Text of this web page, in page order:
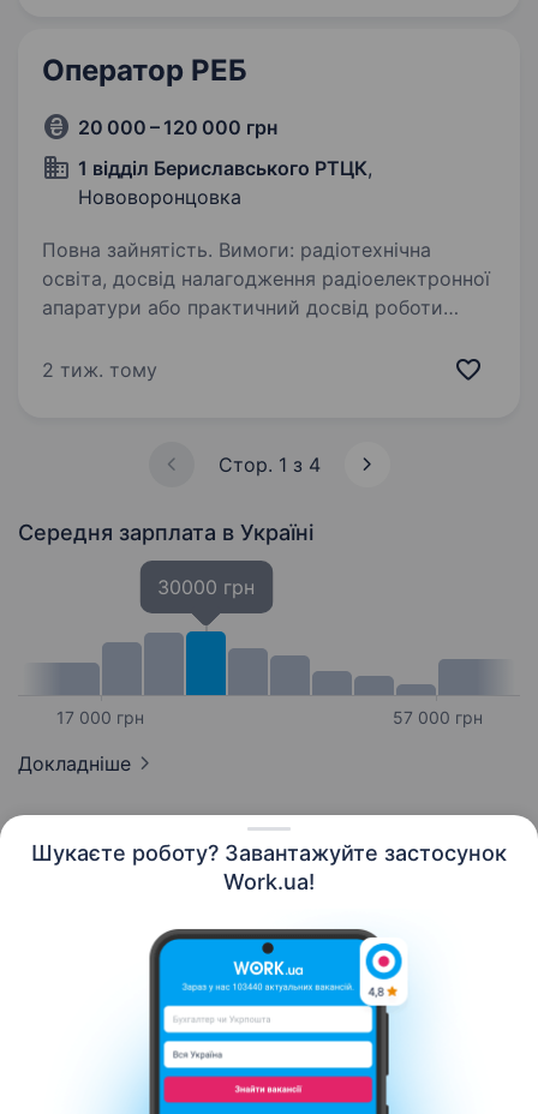
Шукаєте роботу? Завантажуйте застосунок
Work.ua!
Оператор РЕБ
20 000 – 120 000 грн
1 відділ Бериславського РТЦК,
Нововоронцовка
Повна зайнятість. Вимоги: радіотехнічна
освіта, досвід налагодження радіоелектронної
апаратури або практичний досвід роботи
досвід адміністрування чи програмування буде
2 тиж. тому
Стор. 1 з 4
Середня зарплата в Україні
17 000 грн
30000 грн
57 000 грн
Докладніше
Контакти Про нас Кар’єра